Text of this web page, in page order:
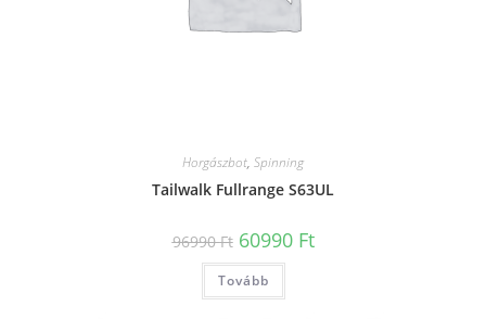
Horgászbot, Spinning
Tailwalk Fullrange S63UL
96990Ft Original
price
was:
96990 Ft.
60990 FtCurrent
price
Tovább